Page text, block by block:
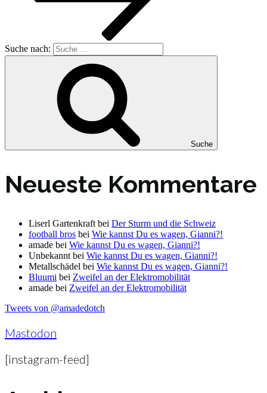
Suche nach:
Suche
Neueste Kommentare
Liserl Gartenkraft bei Der Sturm und die Schweiz
football bros bei Wie kannst Du es wagen, Gianni?!
amade bei Wie kannst Du es wagen, Gianni?!
Unbekannt bei Wie kannst Du es wagen, Gianni?!
Metallschädel bei Wie kannst Du es wagen, Gianni?!
Bluumi bei Zweifel an der Elektromobilität
amade bei Zweifel an der Elektromobilität
Tweets von @amadedotch
Mastodon
[instagram-feed]